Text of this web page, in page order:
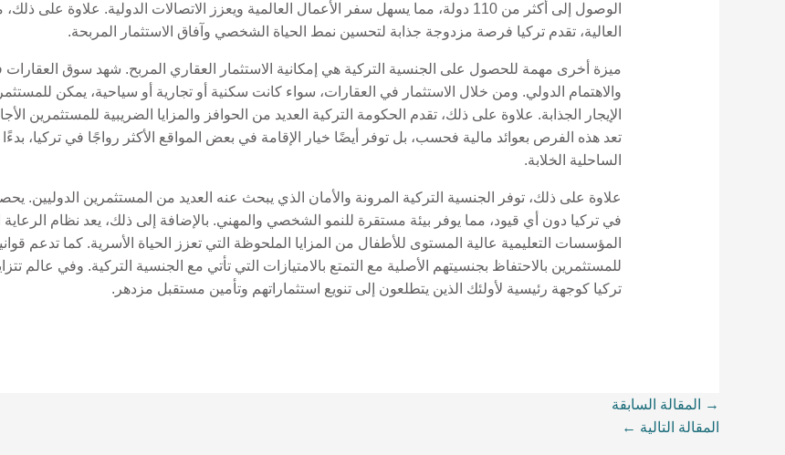
الوصول إلى أكثر من 110 دولة، مما يسهل سفر الأعمال العالمية ويعزز الاتصالات الدولية.
العالية، تقدم تركيا فرصة مزدوجة جذابة لتحسين نمط الحياة الشخصي وآفاق الاستثمار المربحة.
ميزة أخرى مهمة للحصول على الجنسية التركية هي إمكانية الاستثمار العقاري المربح. شهد سوق العقارات
والاهتمام الدولي. ومن خلال الاستثمار في العقارات، سواء كانت سكنية أو تجارية أو سياحية، يمكن
الإيجار الجذابة. علاوة على ذلك، تقدم الحكومة التركية العديد من الحوافز والمزايا الضريبية للمستثمرين
تعد هذه الفرص بعوائد مالية فحسب، بل توفر أيضًا خيار الإقامة في بعض المواقع الأكثر رواجًا في تركيا،
الساحلية الخلابة.
علاوة على ذلك، توفر الجنسية التركية المرونة والأمان الذي يبحث عنه العديد من المستثمرين
في تركيا دون أي قيود، مما يوفر بيئة مستقرة للنمو الشخصي والمهني. بالإضافة إلى ذلك، يعد نظام
المؤسسات التعليمية عالية المستوى للأطفال من المزايا الملحوظة التي تعزز الحياة الأسرية. كما تدعم
للمستثمرين بالاحتفاظ بجنسيتهم الأصلية مع التمتع بالامتيازات التي تأتي مع الجنسية التركية. وفي عالم
تركيا كوجهة رئيسية لأولئك الذين يتطلعون إلى تنويع استثماراتهم وتأمين مستقبل مزدهر.
→
المقالة السابقة
المقالة التالية ←